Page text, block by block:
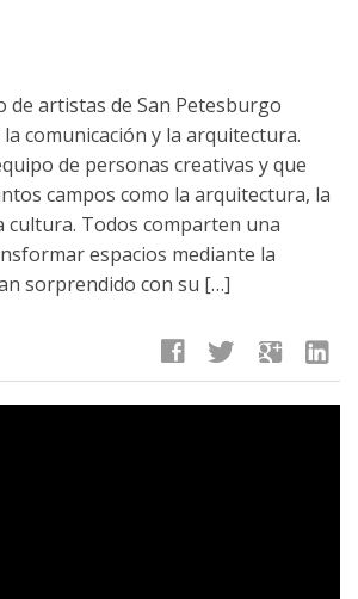
de artistas de San Petesburgo
comunicación y la arquitectura.
de personas creativas y que
campos como la arquitectura, la
cultura. Todos comparten una
espacios mediante la
sorprendido con su […]
facebook twitter google linkedin